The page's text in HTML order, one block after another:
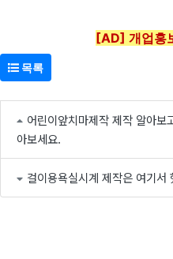
[AD] 개업홍
목록
어린이앞치마제작 제작 알아
아보세요.
걸이용욕실시계 제작은 여기서